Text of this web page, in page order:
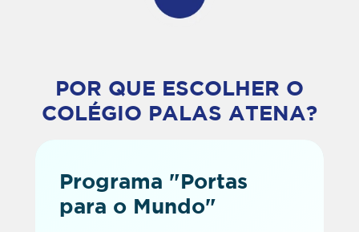
POR QUE ESCOLHER O
COLÉGIO PALAS ATENA?
Programa "Portas
para o Mundo"